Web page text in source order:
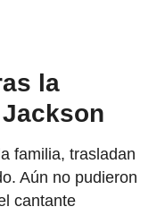
la
familia, trasladan
Aún no pudieron
cantante